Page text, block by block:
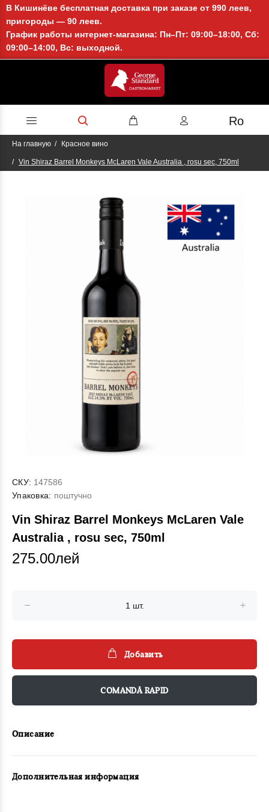
В Кишинёве бесплатная доставка при заказе от 990 леев,
пригороды — 90 леев.
График работы интернет-магазина: Пн–Пт: 09:00–18:00, Сб:
09:00–14:00, Вс: выходной.
Ro
На главную Красное вино
Vin Shiraz Barrel Monkeys McLaren Vale Australia , rosu sec, 750ml
СКУ: 147586
Упаковка: поштучно
Vin Shiraz Barrel Monkeys McLaren Vale
Australia , rosu sec, 750ml
275.00лей
Добавить
COMANDĂ RAPID
Описание
Дополнительная информация